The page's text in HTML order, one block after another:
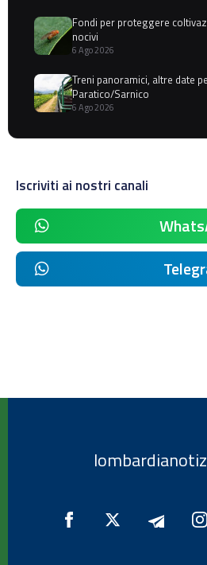
Fondi per proteggere
nocivi
6 Ago 2026
Treni panoramici, altre date
Paratico/Sarnico
6 Ago 2026
Iscriviti ai nostri canali